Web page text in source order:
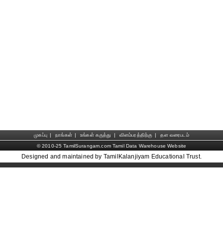
முகப்பு | நாங்கள் | உங்கள் கருத்து | விளம்பரத்திற்கு |
தள வரைபடம்
© 2010-25 TamilSurangam.com Tamil Data Warehouse Website
Designed and maintained by TamilKalanjiyam Educational Trust.